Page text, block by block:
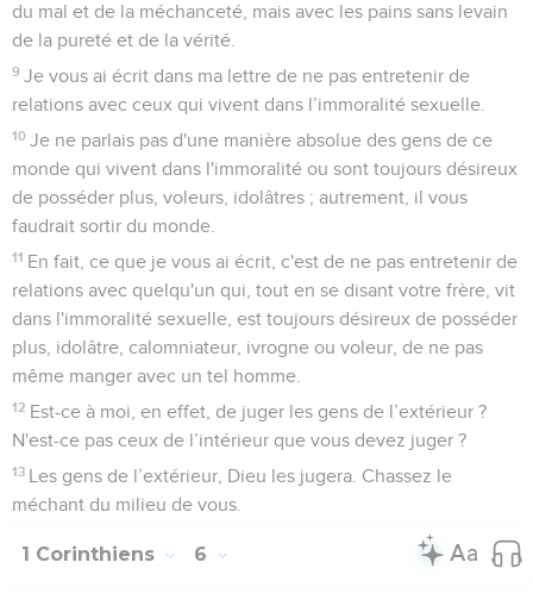
du mal et de la méchanceté, mais avec les pains sans levain
de la pureté et de la vérité.
9 Je vous ai écrit dans ma lettre de ne pas entretenir de
relations avec ceux qui vivent dans l’immoralité sexuelle.
10 Je ne parlais pas d'une manière absolue des gens de ce
monde qui vivent dans l'immoralité ou sont toujours désireux
de posséder plus, voleurs, idolâtres ; autrement, il vous
faudrait sortir du monde.
11 En fait, ce que je vous ai écrit, c'est de ne pas entretenir de
relations avec quelqu'un qui, tout en se disant votre frère, vit
dans l'immoralité sexuelle, est toujours désireux de posséder
plus, idolâtre, calomniateur, ivrogne ou voleur, de ne pas
même manger avec un tel homme.
12 Est-ce à moi, en effet, de juger les gens de l’extérieur ?
N'est-ce pas ceux de l’intérieur que vous devez juger ?
13 Les gens de l’extérieur, Dieu les jugera. Chassez le
méchant du milieu de vous.
1 Corinthiens 6